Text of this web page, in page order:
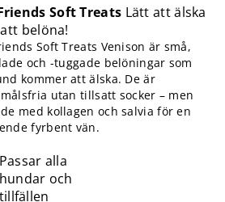
Soft Treats Lätt att älska
belöna!
Soft Treats Venison är små,
och -tuggade belöningar som
kommer att älska. De är
utan tillsatt socker – men
med kollagen och salvia för en
fyrbent vän.
Passar alla
hundar och
tillfällen